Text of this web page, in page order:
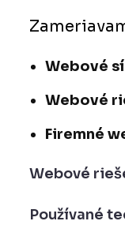
Webové
Webové
Firemné
Webové
Používané